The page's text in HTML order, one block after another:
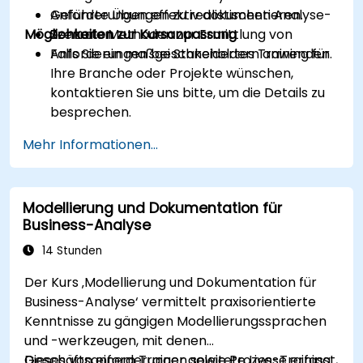
Anforderungen effektiv dokumentieren.
Zentrale Methoden zur Ermittlung von
Anforderungen bei Stakeholdern anwenden.
Geführte Übungen zu realistischen Analyse-
Szenarien.
Möglichkeiten zur Kursanpassung
Falls Sie ein maßgeschneidertes Training für
Ihre Branche oder Projekte wünschen,
kontaktieren Sie uns bitte, um die Details zu
besprechen.
Mehr Informationen...
Modellierung und Dokumentation für
Business-Analyse
14 Stunden
Der Kurs ‚Modellierung und Dokumentation für
Business-Analyse‘ vermittelt praxisorientierte
Kenntnisse zu gängigen Modellierungssprachen
und -werkzeugen, mit denen